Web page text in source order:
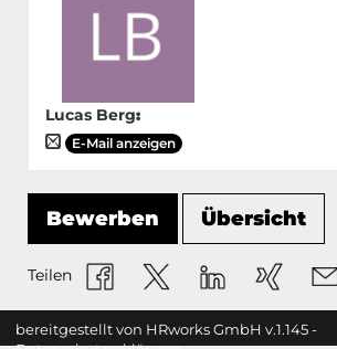
Lucas Berg:
E-Mail anzeigen
Bewerben Übersicht
Teilen
bereitgestellt von HRworks GmbH v.1.145 -